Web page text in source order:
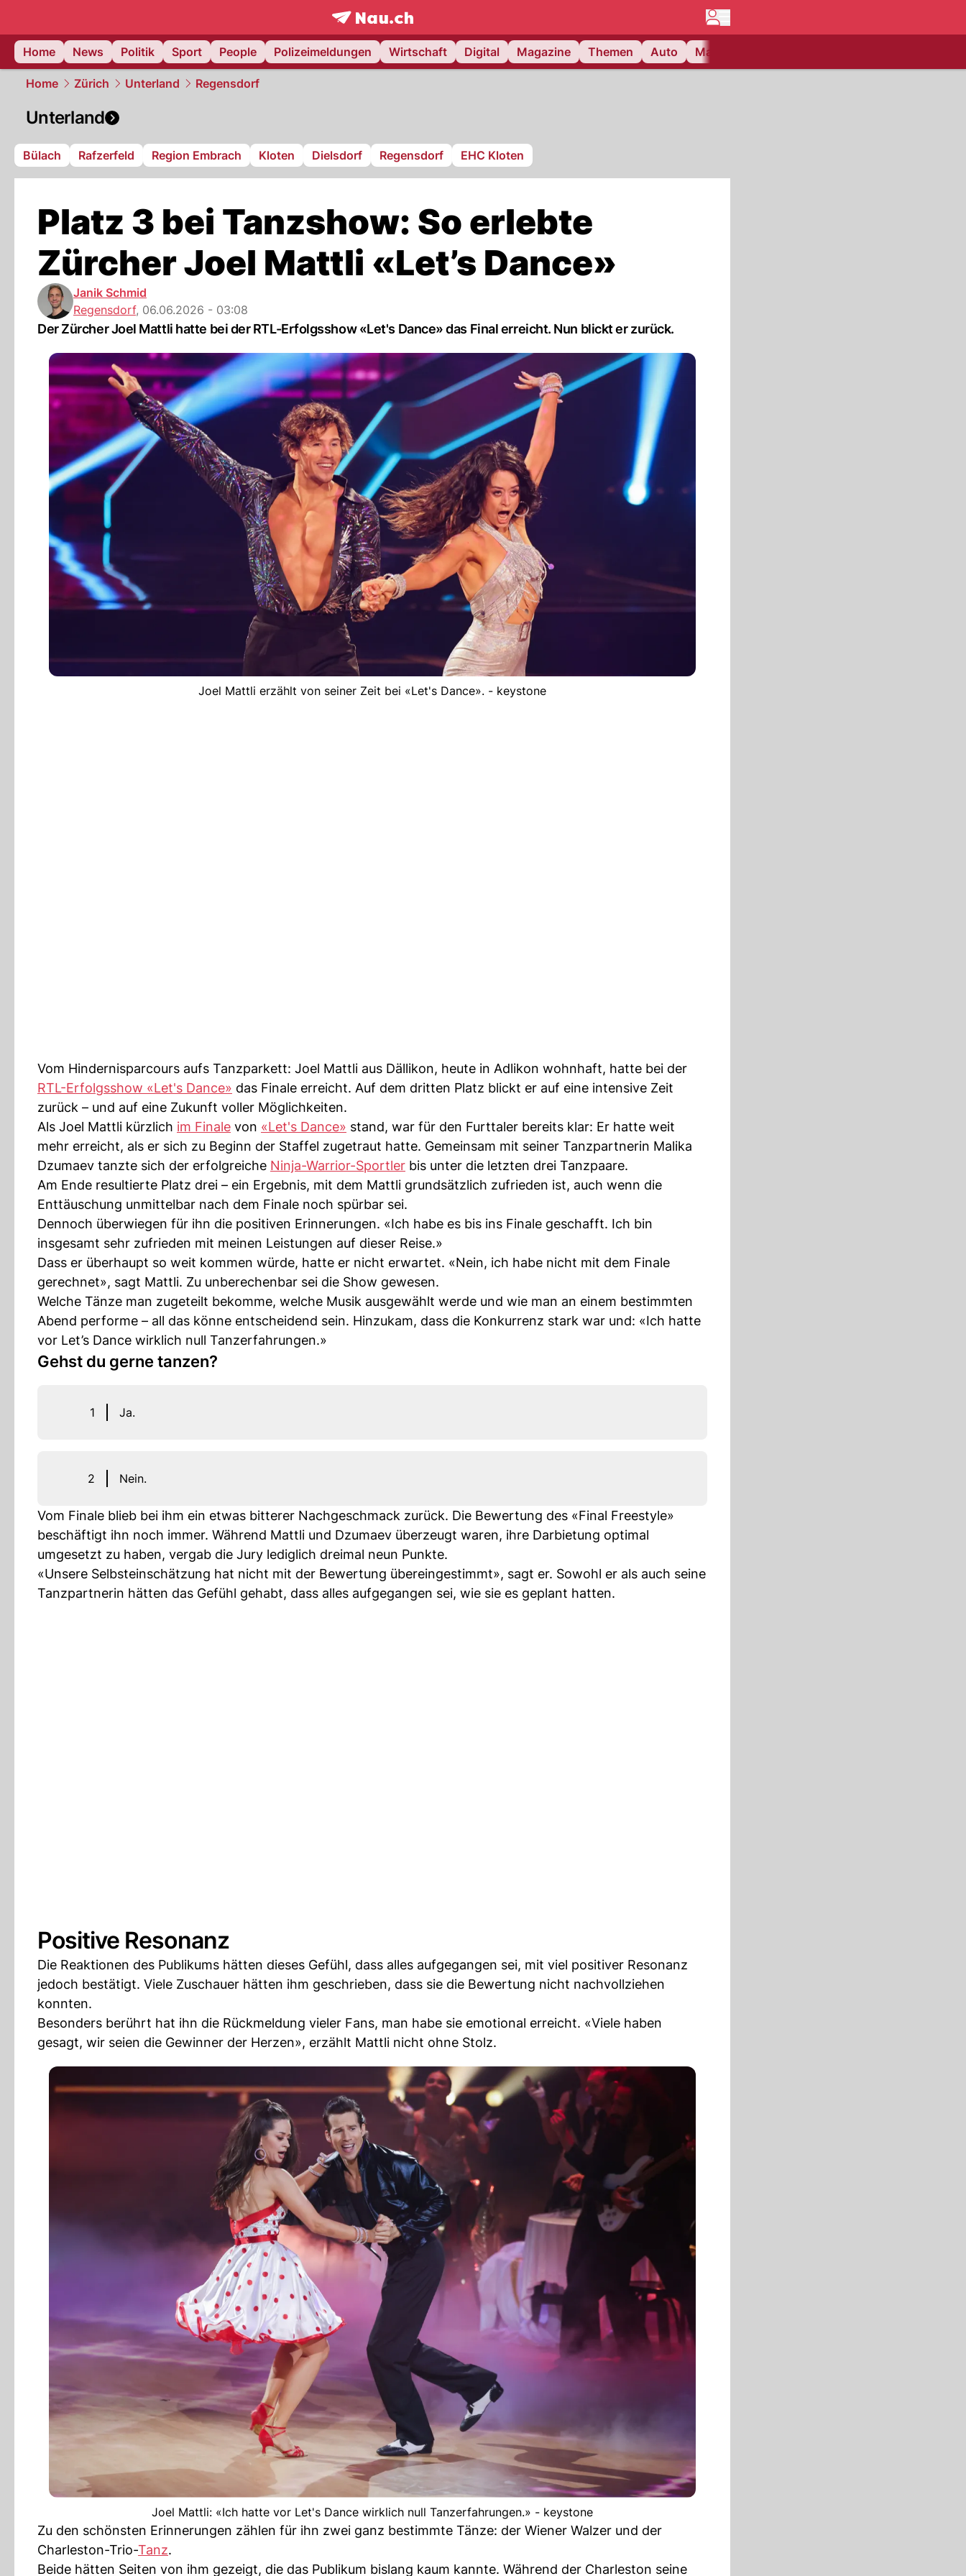
frontpage.NAU.ch
Home
News Politik Sport People Polizeimeldungen Wirtschaft Digital Magazine Themen Auto Matchcenter
Home Zürich Unterland Regensdorf
Unterland
Bülach Rafzerfeld Region Embrach Kloten Dielsdorf Regensdorf EHC Kloten
Platz 3 bei Tanzshow: So erlebte
Zürcher Joel Mattli «Let’s Dance»
Janik Schmid
Regensdorf, 06.06.2026 - 03:08
Der Zürcher Joel Mattli hatte bei der RTL-Erfolgsshow «Let's Dance» das Final erreicht. Nun blickt er zurück.
Joel Mattli erzählt von seiner Zeit bei «Let's Dance». - keystone
Vom Hindernisparcours aufs Tanzparkett: Joel Mattli aus Dällikon, heute in Adlikon wohnhaft, hatte bei der
RTL-Erfolgsshow «Let's Dance» das Finale erreicht. Auf dem dritten Platz blickt er auf eine intensive Zeit
zurück – und auf eine Zukunft voller Möglichkeiten.
Als Joel Mattli kürzlich im Finale von «Let's Dance» stand, war für den Furttaler bereits klar: Er hatte weit
mehr erreicht, als er sich zu Beginn der Staffel zugetraut hatte. Gemeinsam mit seiner Tanzpartnerin Malika
Dzumaev tanzte sich der erfolgreiche Ninja-Warrior-Sportler bis unter die letzten drei Tanzpaare.
Am Ende resultierte Platz drei – ein Ergebnis, mit dem Mattli grundsätzlich zufrieden ist, auch wenn die
Enttäuschung unmittelbar nach dem Finale noch spürbar sei.
Dennoch überwiegen für ihn die positiven Erinnerungen. «Ich habe es bis ins Finale geschafft. Ich bin
insgesamt sehr zufrieden mit meinen Leistungen auf dieser Reise.»
Dass er überhaupt so weit kommen würde, hatte er nicht erwartet. «Nein, ich habe nicht mit dem Finale
gerechnet», sagt Mattli. Zu unberechenbar sei die Show gewesen.
Welche Tänze man zugeteilt bekomme, welche Musik ausgewählt werde und wie man an einem bestimmten
Abend performe – all das könne entscheidend sein. Hinzukam, dass die Konkurrenz stark war und: «Ich hatte
vor Let’s Dance wirklich null Tanzerfahrungen.»
Gehst du gerne tanzen?
1 Ja.
2 Nein.
Vom Finale blieb bei ihm ein etwas bitterer Nachgeschmack zurück. Die Bewertung des «Final Freestyle»
beschäftigt ihn noch immer. Während Mattli und Dzumaev überzeugt waren, ihre Darbietung optimal
umgesetzt zu haben, vergab die Jury lediglich dreimal neun Punkte.
«Unsere Selbsteinschätzung hat nicht mit der Bewertung übereingestimmt», sagt er. Sowohl er als auch seine
Tanzpartnerin hätten das Gefühl gehabt, dass alles aufgegangen sei, wie sie es geplant hatten.
Positive Resonanz
Die Reaktionen des Publikums hätten dieses Gefühl, dass alles aufgegangen sei, mit viel positiver Resonanz
jedoch bestätigt. Viele Zuschauer hätten ihm geschrieben, dass sie die Bewertung nicht nachvollziehen
konnten.
Besonders berührt hat ihn die Rückmeldung vieler Fans, man habe sie emotional erreicht. «Viele haben
gesagt, wir seien die Gewinner der Herzen», erzählt Mattli nicht ohne Stolz.
Joel Mattli: «Ich hatte vor Let's Dance wirklich null Tanzerfahrungen.» - keystone
Zu den schönsten Erinnerungen zählen für ihn zwei ganz bestimmte Tänze: der Wiener Walzer und der
Charleston-Trio-Tanz.
Beide hätten Seiten von ihm gezeigt, die das Publikum bislang kaum kannte. Während der Charleston seine